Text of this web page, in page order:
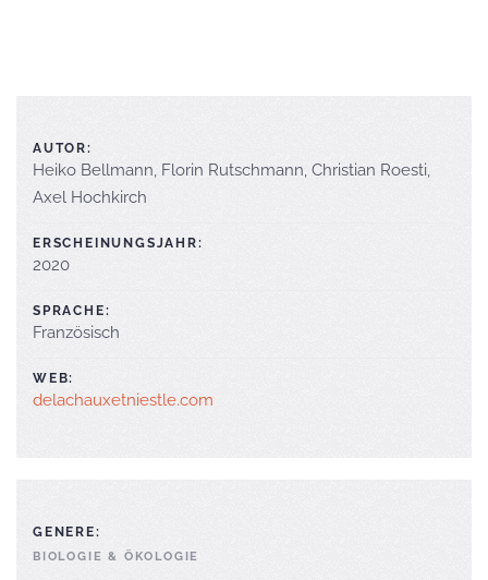
AUTOR:
Heiko Bellmann, Florin Rutschmann, Christian Roesti,
Axel Hochkirch
ERSCHEINUNGSJAHR:
2020
SPRACHE:
Französisch
WEB:
delachauxetniestle.com
GENERE:
BIOLOGIE & ÖKOLOGIE